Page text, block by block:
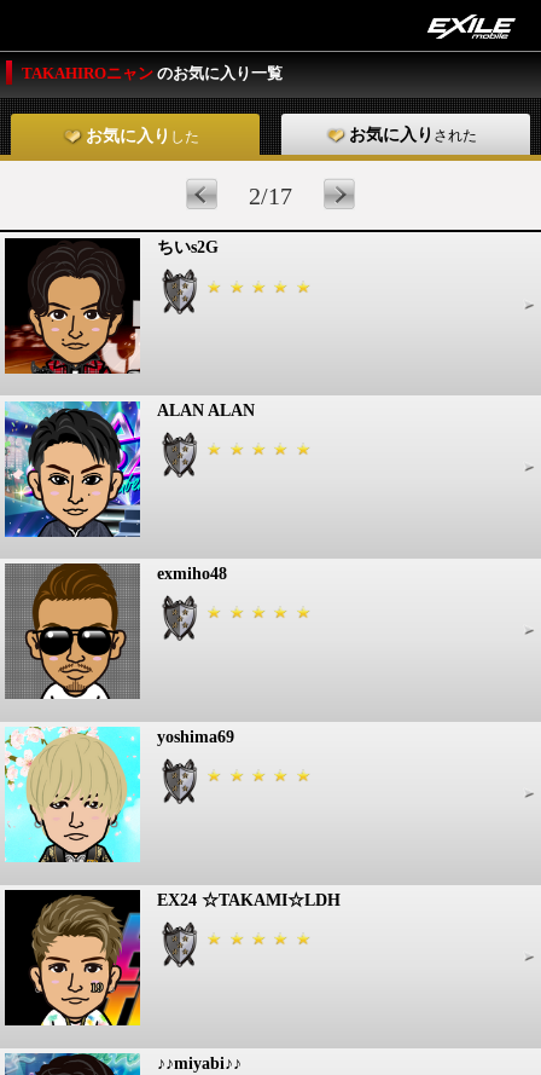
TAKAHIROニャン のお気に入り一覧
お気に入り した お気に入り された
2/17
ちいs2G
ALAN ALAN
exmiho48
yoshima69
EX24 ☆TAKAMI☆LDH
♪♪miyabi♪♪